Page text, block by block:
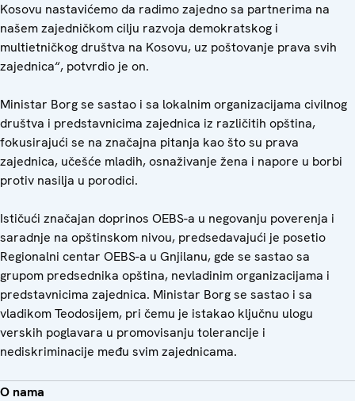
Kosovu nastavićemo da radimo zajedno sa partnerima na
našem zajedničkom cilju razvoja demokratskog i
multietničkog društva na Kosovu, uz poštovanje prava svih
zajednica“, potvrdio je on.
Ministar Borg se sastao i sa lokalnim organizacijama civilnog
društva i predstavnicima zajednica iz različitih opština,
fokusirajući se na značajna pitanja kao što su prava
zajednica, učešće mladih, osnaživanje žena i napore u borbi
protiv nasilja u porodici.
Ističući značajan doprinos OEBS-a u negovanju poverenja i
saradnje na opštinskom nivou, predsedavajući je posetio
Regionalni centar OEBS-a u Gnjilanu, gde se sastao sa
grupom predsednika opština, nevladinim organizacijama i
predstavnicima zajednica. Ministar Borg se sastao i sa
vladikom Teodosijem, pri čemu je istakao ključnu ulogu
verskih poglavara u promovisanju tolerancije i
nediskriminacije među svim zajednicama.
O nama